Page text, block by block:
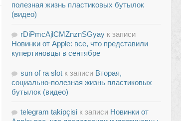
полезная жизнь пластиковых бутылок
(видео)
rDiPmcAjlCMZnznSGyay к записи
Новинки от Apple: все, что представили
купертиновцы в сентябре
sun of ra slot к записи Вторая,
социально-полезная жизнь пластиковых
бутылок (видео)
telegram takipçisi к записи Новинки от